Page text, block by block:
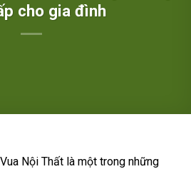
cho gia đình
Nội Thất là một trong những